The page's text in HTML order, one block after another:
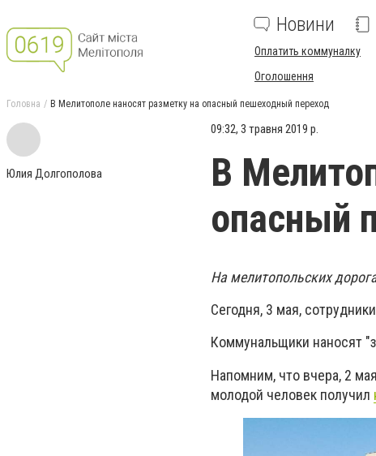
Новини
Оплатить коммуналку
Оголошення
Головна В Мелитополе наносят разметку на опасный пешеходный переход
Юлия Долгополова
09:32, 3 травня 2019 р.
В
опасный
На мелитопольских
Сегодня, 3 мая,
Коммунальщики наносят
Напомним, что вчера, 2
молодой человек получил